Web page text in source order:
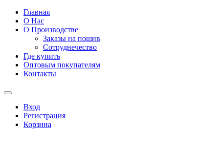
Главная
О Нас
О Производстве
Заказы на пошив
Сотруднечество
Где купить
Оптовым покупателям
Контакты
Вход
Регистрация
Корзина